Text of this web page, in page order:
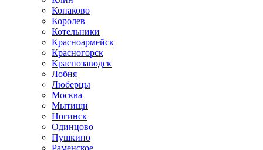
Конаково
Королев
Котельники
Красноармейск
Красногорск
Краснозаводск
Лобня
Люберцы
Москва
Мытищи
Ногинск
Одинцово
Пушкино
Раменское